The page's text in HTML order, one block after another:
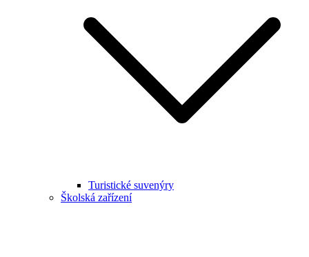
Turistické suvenýry
Školská zařízení